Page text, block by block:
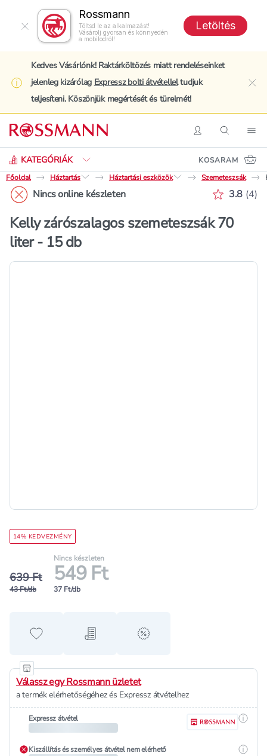
Rossmann
Töltsd le az alkalmazást!
Vásárolj gyorsan és könnyedén
a mobilodról!
Letöltés
Kedves Vásárlónk! Raktárköltözés miatt rendeléseinket
jelenleg kizárólag Expressz bolti átvételleltudjuk
teljesíteni. Köszönjük megértését és türelmét!
BelépésKeresés
KATEGÓRIÁK
Keresés
KOSARAM
Főoldal
Háztartás Háztartási eszközök Szemeteszsák
Nincs online készleten 3.8 (4)
Kelly zárószalagos szemeteszsák 70
liter - 15 db
14% KEDVEZMÉNY
639 Ft
43 Ft/db
Nincs készleten
549 Ft
37 Ft/db
Hozzáadás a kedvencekhez
Hozzáadás a bevásárló listához
alert when on sale
Válassz egy Rossmann üzletet
a termék elérhetőségéhez és Expressz átvételhez
Expressz átvétel
Kiszállítás és személyes átvétel nem elérhető